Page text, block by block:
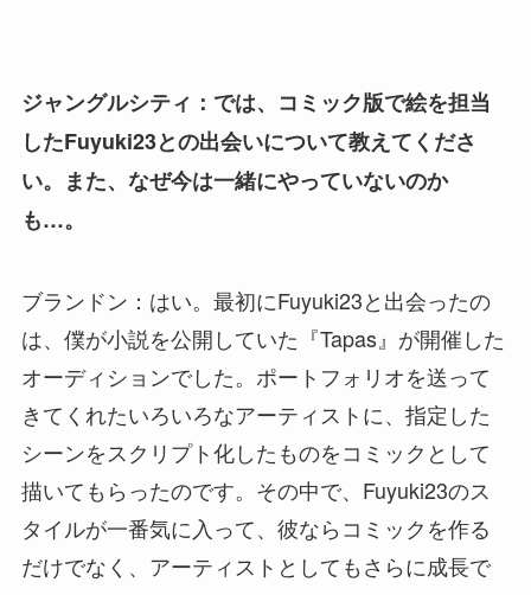
ジャングルシティ：では、コミック版で絵を担当
したFuyuki23との出会いについて教えてくださ
い。また、なぜ今は一緒にやっていないのか
も…。
ブランドン：はい。最初にFuyuki23と出会ったの
は、僕が小説を公開していた『Tapas』が開催した
オーディションでした。ポートフォリオを送って
きてくれたいろいろなアーティストに、指定した
シーンをスクリプト化したものをコミックとして
描いてもらったのです。その中で、Fuyuki23のス
タイルが一番気に入って、彼ならコミックを作る
だけでなく、アーティストとしてもさらに成長で